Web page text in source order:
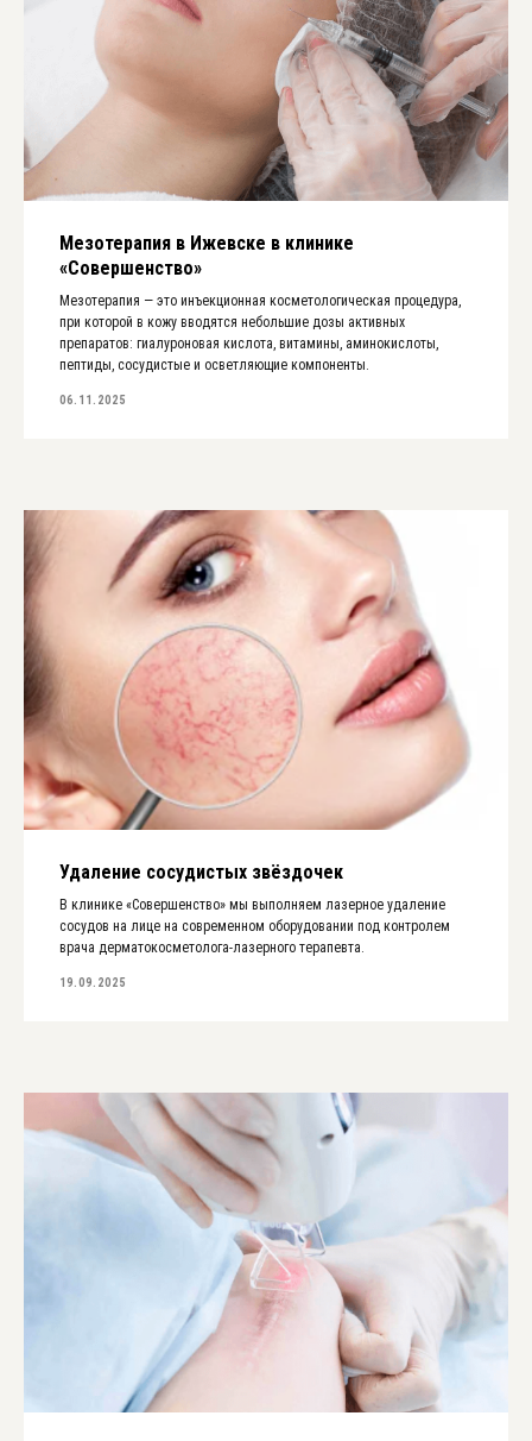
Мезотерапия в Ижевске в клинике
«Совершенство»
Мезотерапия — это инъекционная косметологическая процедура,
при которой в кожу вводятся небольшие дозы активных
препаратов: гиалуроновая кислота, витамины, аминокислоты,
пептиды, сосудистые и осветляющие компоненты.
06.11.2025
Удаление сосудистых звёздочек
В клинике «Совершенство» мы выполняем лазерное удаление
сосудов на лице на современном оборудовании под контролем
врача дерматокосметолога-лазерного терапевта.
19.09.2025